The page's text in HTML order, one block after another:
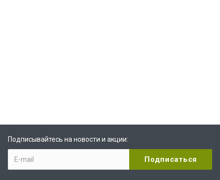
Подписывайтесь на новости и акции: